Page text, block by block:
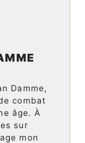
Damme,
combat
âge. À
sur
mon